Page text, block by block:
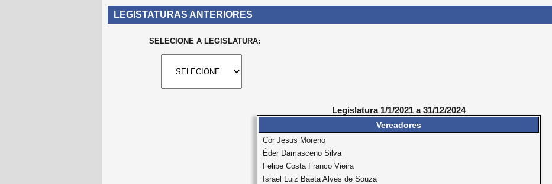
LEGISTATURAS ANTERIORES
SELECIONE A LEGISLATURA:
Legislatura 1/1/2021 a 31/12/2024
Vereadores
Cor Jesus Moreno
Éder Damasceno Silva
Felipe Costa Franco Vieira
Israel Luiz Baeta Alves de Souza